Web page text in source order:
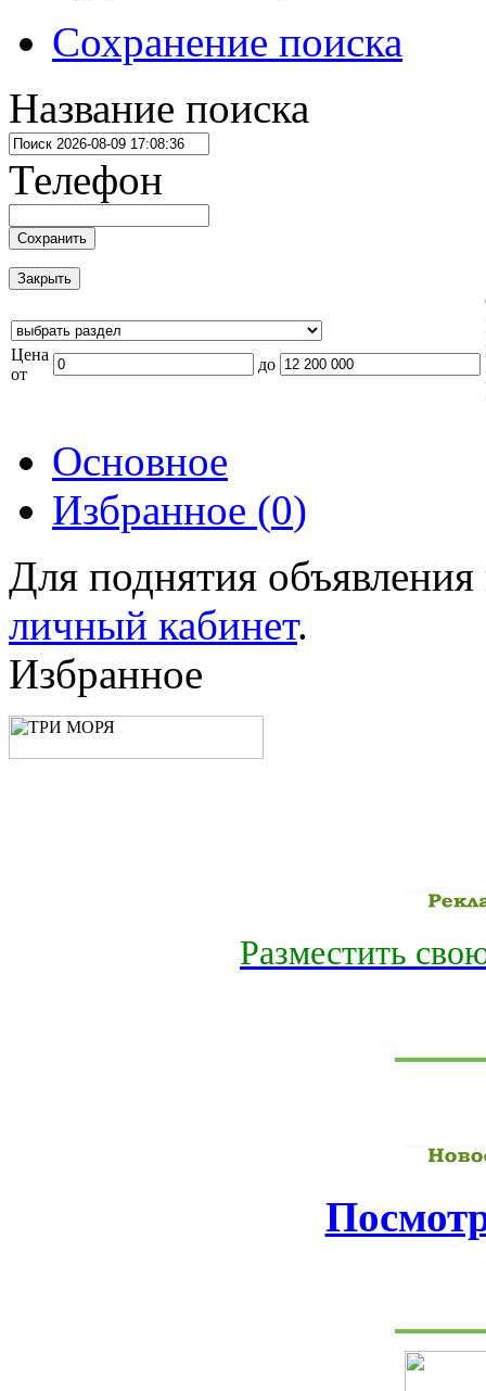
Сохранение поиска
Название поиска
Телефон
Сохранить
Закрыть
Цена
от
до
Основное
Избранное (0)
Для поднятия
личный кабинет.
Избранное
Разместить